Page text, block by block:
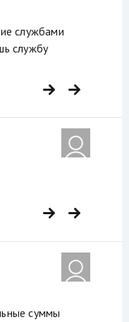
службами
службу
суммы